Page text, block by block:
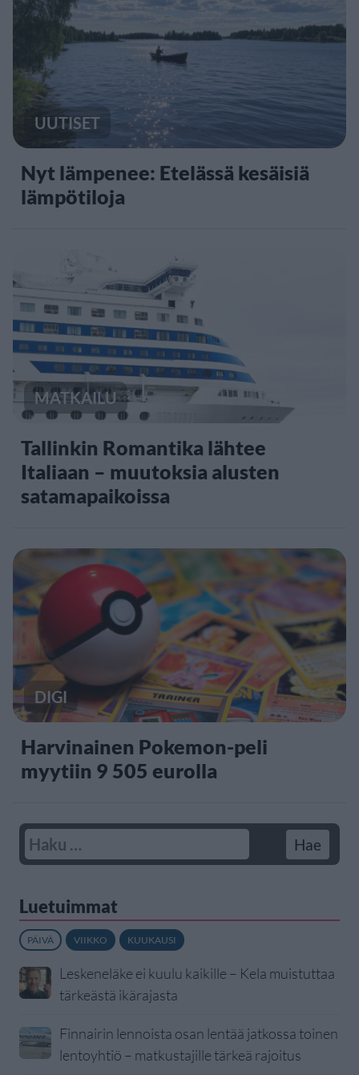
UUTISET
Nyt lämpenee: Etelässä kesäisiä
lämpötiloja
MATKAILU
Tallinkin Romantika lähtee
Italiaan – muutoksia alusten
satamapaikoissa
DIGI
Harvinainen Pokemon-peli
myytiin 9 505 eurolla
Luetuimmat
PÄIVÄ VIIKKO KUUKAUSI
Leskeneläke ei kuulu kaikille – Kela muistuttaa
tärkeästä ikärajasta
Finnairin lennoista osan lentää jatkossa toinen
lentoyhtiö – matkustajille tärkeä rajoitus